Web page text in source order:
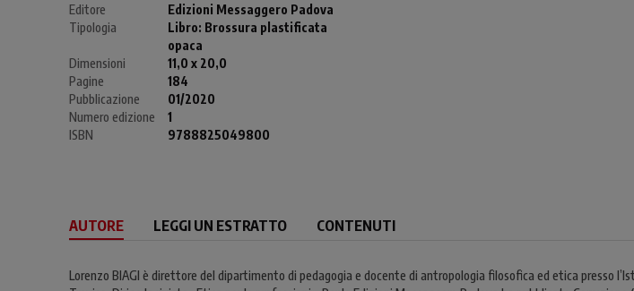
Editore
Edizioni Messaggero Padova
Tipologia
Libro: Brossura plastificata
opaca
Dimensioni
11,0 x 20,0
Pagine
184
Pubblicazione
01/2020
Numero edizione
1
ISBN
9788825049800
AUTORE LEGGI UN ESTRATTO CONTENUTI
Lorenzo BIAGI è direttore del dipartimento di pedagogia e docente di antropologia filosofica ed etica presso